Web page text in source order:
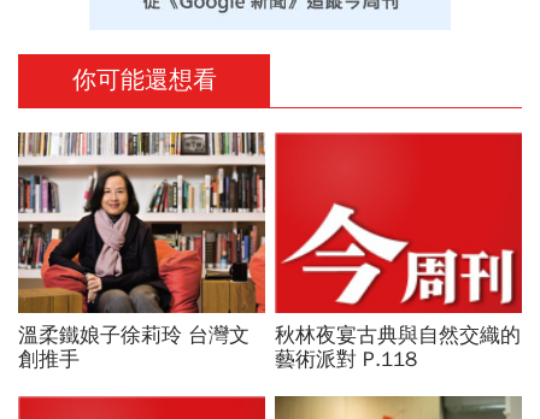
你可能還想看
溫柔鐵娘子徐莉玲 台灣文
創推手
秋林夜宴古典與自然交織的
藝術派對 P.118